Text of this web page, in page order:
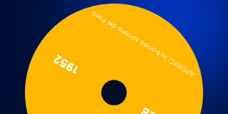
APDAYC: la banda sonora del Perú